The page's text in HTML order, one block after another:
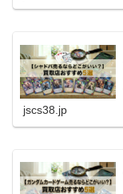
jscs38.jp